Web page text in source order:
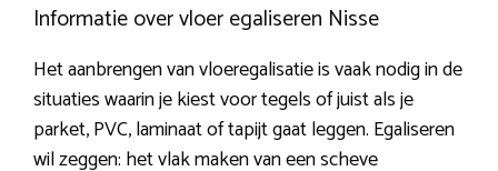
Informatie over vloer egaliseren Nisse
Het aanbrengen van vloeregalisatie is vaak nodig in de
situaties waarin je kiest voor tegels of juist als je
parket, PVC, laminaat of tapijt gaat leggen. Egaliseren
wil zeggen: het vlak maken van een scheve